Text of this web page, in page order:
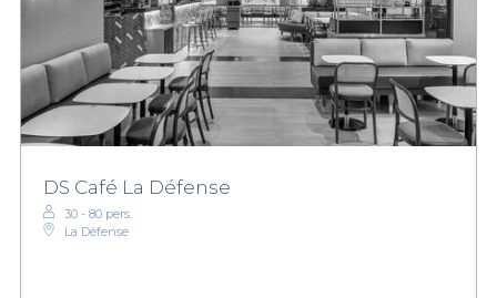
DS Café La Défense
30 - 80 pers.
La Défense